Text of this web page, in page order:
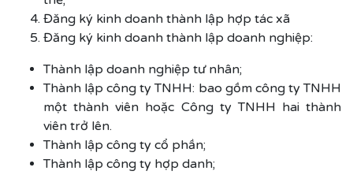
Đăng ký kinh doanh thành lập hợp tác xã
Đăng ký kinh doanh thành lập doanh nghiệp:
Thành lập doanh nghiệp tư nhân;
Thành lập công ty TNHH: bao gồm công ty TNHH
một thành viên hoặc Công ty TNHH hai thành
viên trở lên.
Thành lập công ty cổ phần;
Thành lập công ty hợp danh;